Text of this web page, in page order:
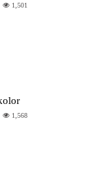
1,501
1,568